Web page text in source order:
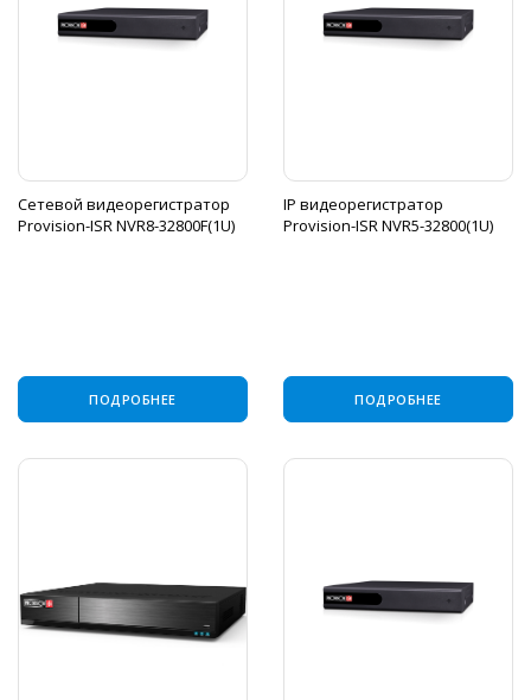
Сетевой видеорегистратор
Provision-ISR NVR8-32800F(1U)
ПОДРОБНЕЕ
IP видеорегистратор
Provision-ISR NVR5-32800(1U)
ПОДРОБНЕЕ